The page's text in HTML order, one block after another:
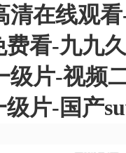
在线观
看-九九
片-视频
片-国产